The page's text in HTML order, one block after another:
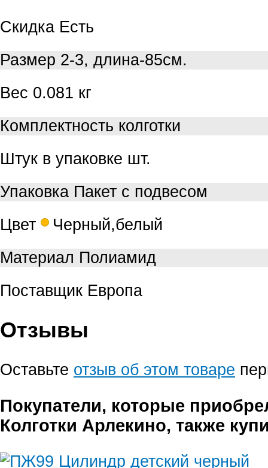
Скидка Есть
Размер 2-3, длина-85см.
Вес 0.081 кг
Комплектность колготки
Штук в упаковке шт.
Упаковка Пакет с подвесом
Цвет
Черный,белый
Материал Полиамид
Поставщик Европа
Отзывы
Оставьте отзыв об этом товаре
Покупатели, которые
Колготки Арлекино, также